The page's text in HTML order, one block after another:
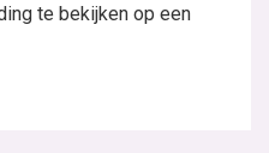
te bekijken op een